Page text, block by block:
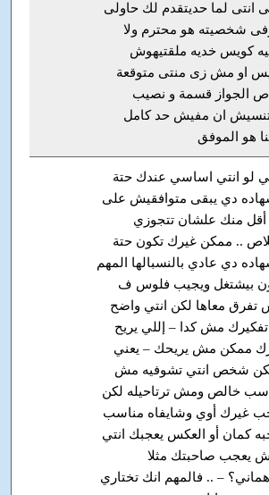
انتى لما حديتقدم لك حاولى
شخصيته هو محترم ولا
كويس خديه ملقتيهوش
او مش زى منتى متوقعة
الجواز قسمة و نصيب
ان مفيش حد كامل
هو الموفق
لو انتي اساسي عندك حتة
دي يبقى متوافقيش على
منك علشان تتجوزي
.. ممكن غيرك تكون حتة
دي عادي بالنسبالها المهم
بيشتغل ويجيب فلوس ف
تفرق معاها لكن انتي واضح
تفكيرك مش كدا – إللي يريح
ممكن مش يريحك – يعني
شخص انتي تشوفيه مش
خالص ومش ترتاحيله لكن
غيرك أوي وشايفاه مناسب
كمان أو العكس يعجبك انتي
يعجب صاحبتك مثلا
– .. فالمهم انك تختاري